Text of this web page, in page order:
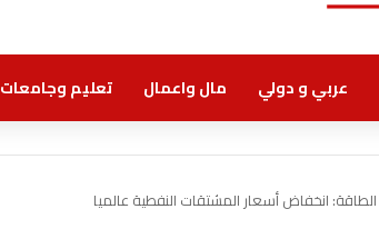
عربي و دولي مال واعمال تعليم وجامعات
الطاقة: انخفاض أسعار المشتقات النفطية عالميا